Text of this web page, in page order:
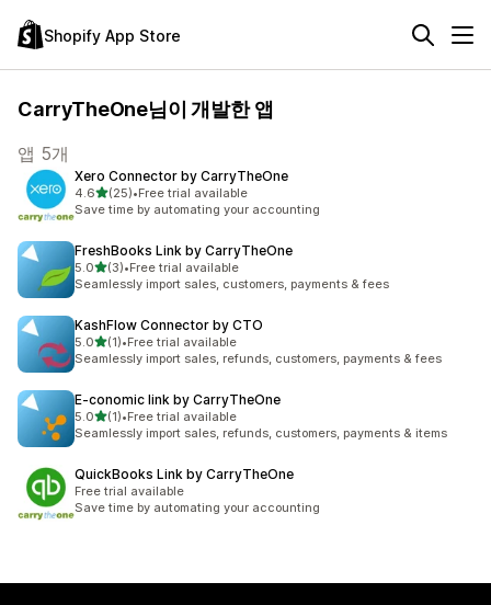
Shopify App Store
CarryTheOne님이 개발한 앱
앱 5개
Xero Connector by CarryTheOne
4.6별 5개 중
(25)
총 리뷰 25개
•Free trial available
Save time by automating your accounting
FreshBooks Link by CarryTheOne
5.0별 5개 중
(3)
총 리뷰 3개
•Free trial available
Seamlessly import sales, customers, payments & fees
KashFlow Connector by CTO
5.0별 5개 중
(1)
총 리뷰 1개
•Free trial available
Seamlessly import sales, refunds, customers, payments & fees
E‑conomic link by CarryTheOne
5.0별 5개 중
(1)
총 리뷰 1개
•Free trial available
Seamlessly import sales, refunds, customers, payments & items
QuickBooks Link by CarryTheOne
Free trial available
Save time by automating your accounting